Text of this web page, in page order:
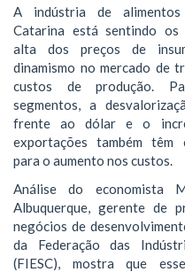
A indústria de
Catarina está sentindo
alta dos preços de
dinamismo no mercado de
custos de produção.
segmentos, a
frente ao dólar e o
exportações também têm
para o aumento nos custos.
Análise do economista
Albuquerque, gerente de
negócios de
da Federação das
(FIESC), mostra que